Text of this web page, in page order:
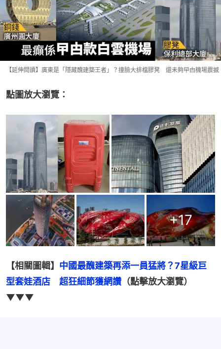
【延伸閱讀】廣東是「隱藏醜建築王者」？撞臉大排檔膠凳 還未夠曱甴機場震撼
點圖放大瀏覽：
+17
【相關圖輯】 中國最醜建築再添一員猛將？7星級巨
型套娃酒店　超狂細節獲網讚 （點擊放大瀏覽）
▼▼▼